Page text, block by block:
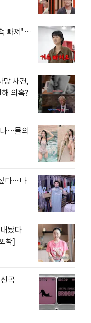
빠져"…
망 사건,
의혹?
…물의
다…나
놨다
착]
곡